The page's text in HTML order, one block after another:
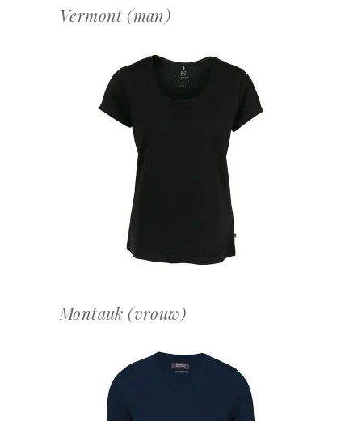
Vermont (man)
OFFERTEAANVRAAG
Montauk (vrouw)